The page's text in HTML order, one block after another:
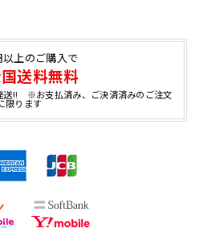
以上のご購入で
送料無料
送!! ※お支払済み、ご決済済みのご注文
限ります